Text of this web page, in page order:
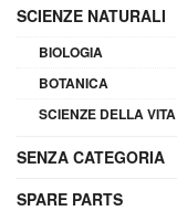
SCIENZE NATURALI
BIOLOGIA
BOTANICA
SCIENZE DELLA VITA
SENZA CATEGORIA
SPARE PARTS